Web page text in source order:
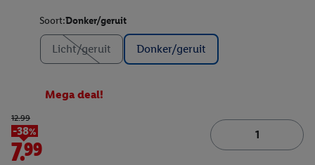
Soort:Donker/geruit
Licht/geruit Donker/geruit
Mega deal!
12.99
-38%
7.99